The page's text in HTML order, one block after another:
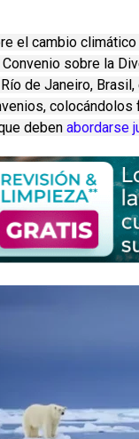
el cambio
Convenio sobre la
de Janeiro,
deben abordarse